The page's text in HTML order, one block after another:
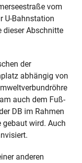
vom
U-Bahnstation
dieser Abschnitte
der
abhängig von
auch dem Fuß-
DB im Rahmen
gebaut wird. Auch
anderen